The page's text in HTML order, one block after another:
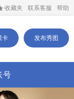
收藏夹 联系客服 帮助
卡 发布秀图
号